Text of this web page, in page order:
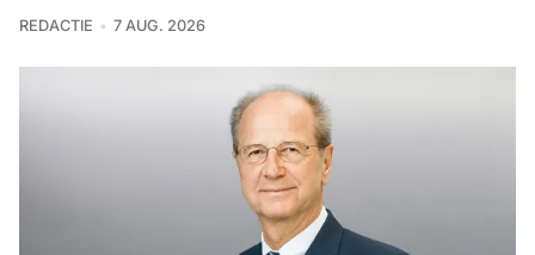
REDACTIE 7 AUG. 2026